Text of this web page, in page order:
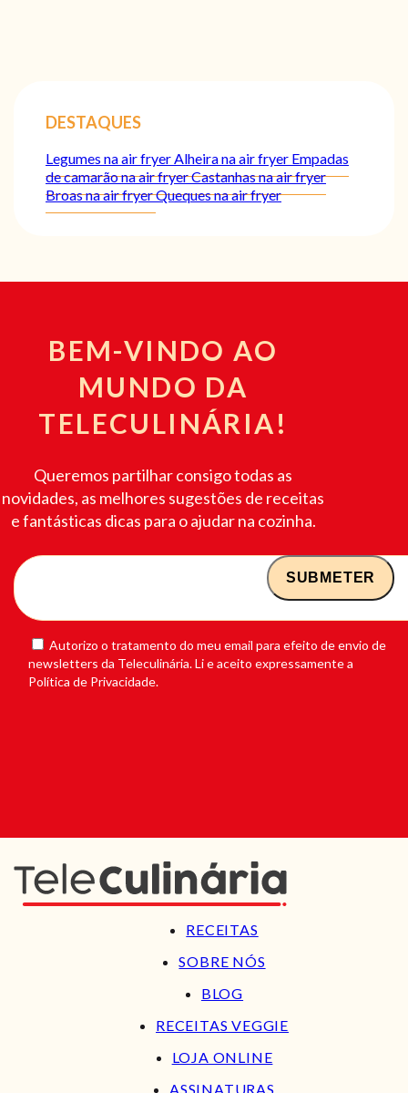
DESTAQUES
Legumes na air fryerAlheira na air fryer Empadas
de camarão na air fryerCastanhas na air fryer
Broas na air fryerQueques na air fryer
BEM-VINDO AO
MUNDO DA
TELECULINÁRIA!
Queremos partilhar consigo todas as
novidades, as melhores sugestões de receitas
e fantásticas dicas para o ajudar na cozinha.
Autorizo o tratamento do meu email para efeito de envio de
newsletters da Teleculinária. Li e aceito expressamente a
Política de Privacidade.
RECEITAS
SOBRE NÓS
BLOG
RECEITAS VEGGIE
LOJA ONLINE
ASSINATURAS